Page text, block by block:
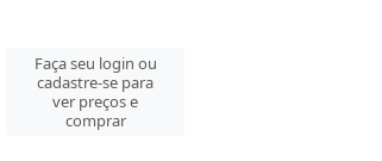
Faça seu login ou
cadastre-se para
ver preços e
comprar